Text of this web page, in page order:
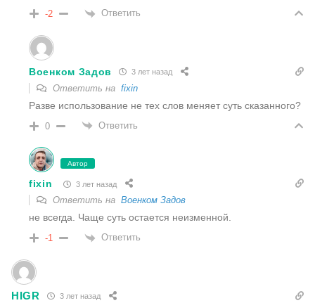
-2 Ответить
Военком Задов 3 лет назад
Ответить на fixin
Разве использование не тех слов меняет суть сказанного?
0 Ответить
Автор
fixin 3 лет назад
Ответить на Военком Задов
не всегда. Чаще суть остается неизменной.
-1 Ответить
HIGR 3 лет назад